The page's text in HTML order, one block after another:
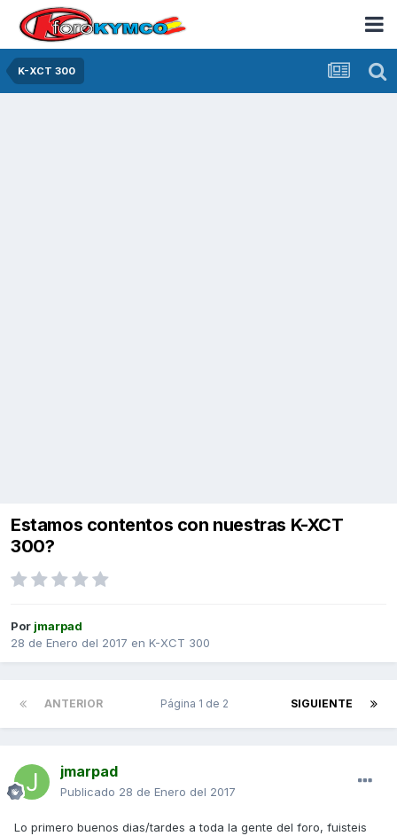
K-XCT 300
Estamos contentos con nuestras K-XCT
300?
Por jmarpad
28 de Enero del 2017 en K-XCT 300
ANTERIOR SIGUIENTE
Página 1 de 2
jmarpad
Publicado 28 de Enero del 2017
Lo primero buenos dias/tardes a toda la gente del foro, fuisteis